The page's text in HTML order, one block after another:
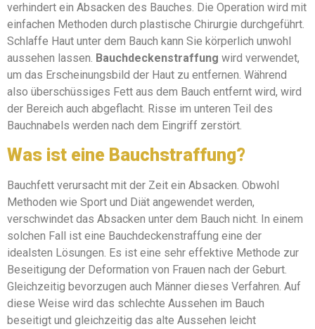
verhindert ein Absacken des Bauches. Die Operation wird mit
einfachen Methoden durch plastische Chirurgie durchgeführt.
Schlaffe Haut unter dem Bauch kann Sie körperlich unwohl
aussehen lassen. Bauchdeckenstraffung wird verwendet,
um das Erscheinungsbild der Haut zu entfernen. Während
also überschüssiges Fett aus dem Bauch entfernt wird, wird
der Bereich auch abgeflacht. Risse im unteren Teil des
Bauchnabels werden nach dem Eingriff zerstört.
Was ist eine Bauchstraffung?
Bauchfett verursacht mit der Zeit ein Absacken. Obwohl
Methoden wie Sport und Diät angewendet werden,
verschwindet das Absacken unter dem Bauch nicht. In einem
solchen Fall ist eine Bauchdeckenstraffung eine der
idealsten Lösungen. Es ist eine sehr effektive Methode zur
Beseitigung der Deformation von Frauen nach der Geburt.
Gleichzeitig bevorzugen auch Männer dieses Verfahren. Auf
diese Weise wird das schlechte Aussehen im Bauch
beseitigt und gleichzeitig das alte Aussehen leicht